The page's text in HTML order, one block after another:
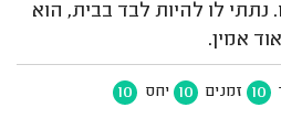
נתתי לו להיות לבד בבית, הוא
אמין.
10 זמנים 10 יחס 10